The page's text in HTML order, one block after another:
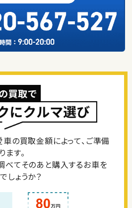
の買取金額によって、ご準備
す。
べてそのあと購入するお車を
しょうか？